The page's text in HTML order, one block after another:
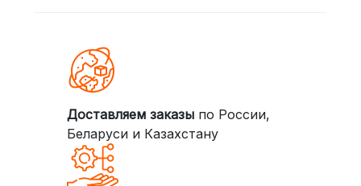
Доставляем заказыпо России,
Беларуси и Казахстану